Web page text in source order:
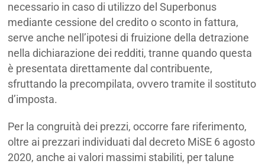
necessario in caso di utilizzo del Superbonus
mediante cessione del credito o sconto in fattura,
serve anche nell’ipotesi di fruizione della detrazione
nella dichiarazione dei redditi, tranne quando questa
è presentata direttamente dal contribuente,
sfruttando la precompilata, ovvero tramite il sostituto
d’imposta.
Per la congruità dei prezzi, occorre fare riferimento,
oltre ai prezzari individuati dal decreto MiSE 6 agosto
2020, anche ai valori massimi stabiliti, per talune